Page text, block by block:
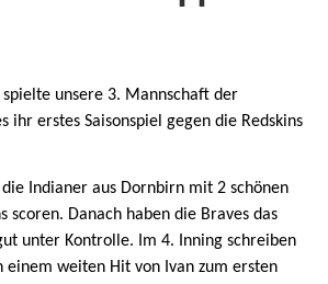
unsere 3. Mannschaft der
ihr erstes Saisonspiel gegen die Redskins
Indianer aus Dornbirn mit 2 schönen
scoren. Danach haben die Braves das
unter Kontrolle. Im 4. Inning schreiben
einem weiten Hit von Ivan zum ersten